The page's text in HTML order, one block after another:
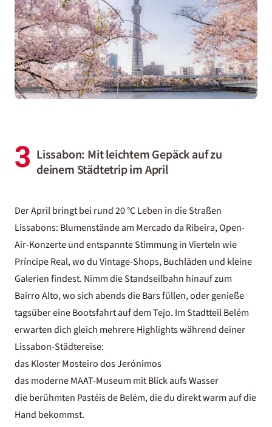
3 Lissabon: Mit leichtem Gepäck auf zu
deinem Städtetrip im April
Der April bringt bei rund 20 °C Leben in die Straßen
Lissabons: Blumenstände am Mercado da Ribeira, Open-
Air-Konzerte und entspannte Stimmung in Vierteln wie
Príncipe Real, wo du Vintage-Shops, Buchläden und kleine
Galerien findest. Nimm die Standseilbahn hinauf zum
Bairro Alto, wo sich abends die Bars füllen, oder genieße
tagsüber eine Bootsfahrt auf dem Tejo. Im Stadtteil Belém
erwarten dich gleich mehrere Highlights während deiner
Lissabon-Städtereise:
das Kloster Mosteiro dos Jerónimos
das moderne MAAT-Museum mit Blick aufs Wasser
die berühmten Pastéis de Belém, die du direkt warm auf die
Hand bekommst.